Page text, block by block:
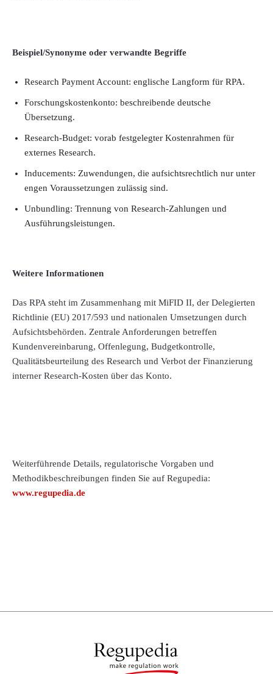
Beispiel/Synonyme oder verwandte Begriffe
Research Payment Account: englische Langform für RPA.
Forschungskostenkonto: beschreibende deutsche
Übersetzung.
Research-Budget: vorab festgelegter Kostenrahmen für
externes Research.
Inducements: Zuwendungen, die aufsichtsrechtlich nur unter
engen Voraussetzungen zulässig sind.
Unbundling: Trennung von Research-Zahlungen und
Ausführungsleistungen.
Weitere Informationen
Das RPA steht im Zusammenhang mit MiFID II, der Delegierten
Richtlinie (EU) 2017/593 und nationalen Umsetzungen durch
Aufsichtsbehörden. Zentrale Anforderungen betreffen
Kundenvereinbarung, Offenlegung, Budgetkontrolle,
Qualitätsbeurteilung des Research und Verbot der Finanzierung
interner Research-Kosten über das Konto.
Weiterführende Details, regulatorische Vorgaben und
Methodikbeschreibungen finden Sie auf Regupedia:
www.regupedia.de